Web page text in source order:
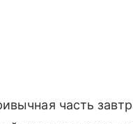
часть